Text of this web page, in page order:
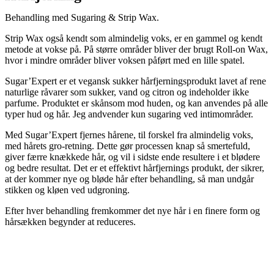
Behandling med Sugaring & Strip Wax.
Strip Wax også kendt som almindelig voks, er en gammel og kendt
metode at vokse på. På større områder bliver der brugt Roll-on Wax,
hvor i mindre områder bliver voksen påført med en lille spatel.
Sugar’Expert er et vegansk sukker hårfjerningsprodukt lavet af rene
naturlige råvarer som sukker, vand og citron og indeholder ikke
parfume. Produktet er skånsom mod huden, og kan anvendes på alle
typer hud og hår. Jeg andvender kun sugaring ved intimområder.
Med Sugar’Expert fjernes hårene, til forskel fra almindelig voks,
med hårets gro-retning. Dette gør processen knap så smertefuld,
giver færre knækkede hår, og vil i sidste ende resultere i et blødere
og bedre resultat. Det er et effektivt hårfjernings produkt, der sikrer,
at der kommer nye og bløde hår efter behandling, så man undgår
stikken og kløen ved udgroning.
Efter hver behandling fremkommer det nye hår i en finere form og
hårsækken begynder at reduceres.